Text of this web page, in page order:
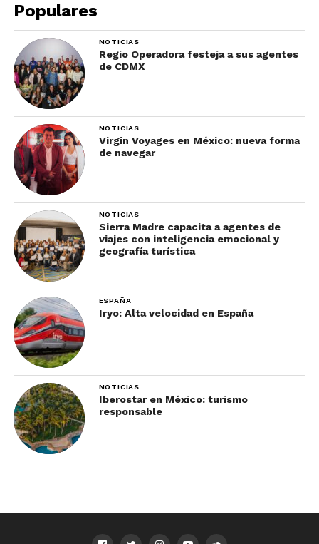
Populares
NOTICIAS
Regio Operadora festeja a sus agentes
de CDMX
NOTICIAS
Virgin Voyages en México: nueva forma
de navegar
NOTICIAS
Sierra Madre capacita a agentes de
viajes con inteligencia emocional y
geografía turística
ESPAÑA
Iryo: Alta velocidad en España
NOTICIAS
Iberostar en México: turismo
responsable